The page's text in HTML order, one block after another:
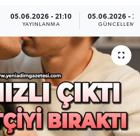
05.06.2026 - 21:10
YAYINLANMA
05.06.2026 -
GÜNCELLEME